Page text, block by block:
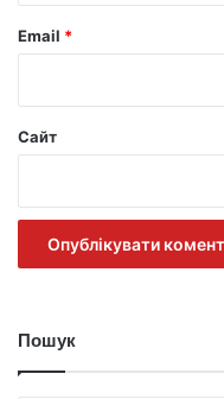
Email *
Сайт
Пошук